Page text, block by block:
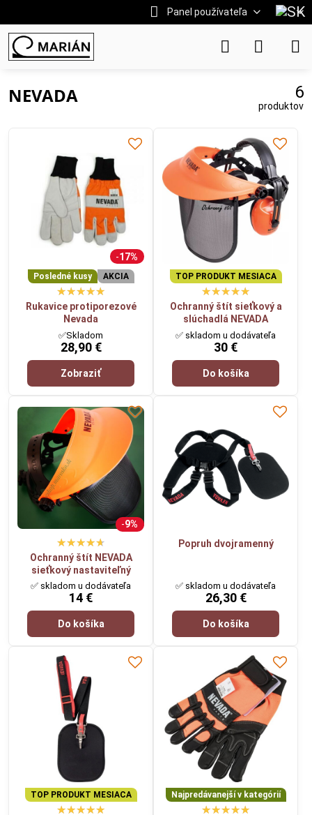
Panel používateľa
NEVADA 6
produktov
17%
Posledné kusy AKCIA
Rukavice protiporezové
Nevada
✅Skladom
28,90 €
Zobraziť
TOP PRODUKT MESIACA
Ochranný štít sieťkový a
slúchadlá NEVADA
✅ skladom u dodávateľa
30 €
Do košíka
9%
Ochranný štít NEVADA
sieťkový nastaviteľný
✅ skladom u dodávateľa
14 €
Do košíka
Popruh dvojramenný
✅ skladom u dodávateľa
26,30 €
Do košíka
TOP PRODUKT MESIACA Najpredávanejší v kategórií